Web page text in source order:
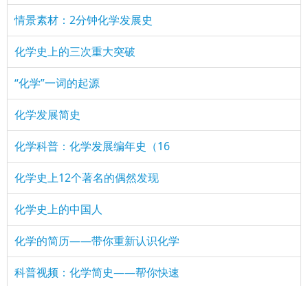
情景素材：2分钟化学发展史
化学史上的三次重大突破
“化学”一词的起源
化学发展简史
化学科普：化学发展编年史（16
化学史上12个著名的偶然发现
化学史上的中国人
化学的简历——带你重新认识化学
科普视频：化学简史——帮你快速